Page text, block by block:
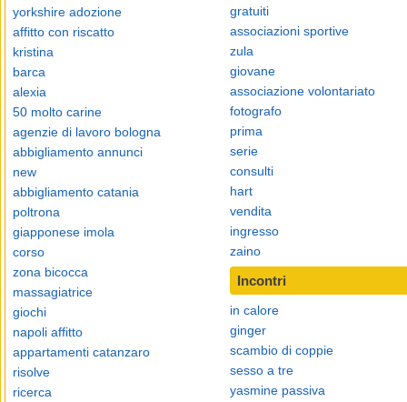
yorkshire adozione
affitto con riscatto
kristina
barca
alexia
50 molto carine
agenzie di lavoro bologna
abbigliamento annunci
new
abbigliamento catania
poltrona
giapponese imola
corso
zona bicocca
massagiatrice
giochi
napoli affitto
appartamenti catanzaro
risolve
ricerca
gratuiti
associazioni sportive
zula
giovane
associazione volontariato
fotografo
prima
serie
consulti
hart
vendita
ingresso
zaino
Incontri
in calore
ginger
scambio di coppie
sesso a tre
yasmine passiva